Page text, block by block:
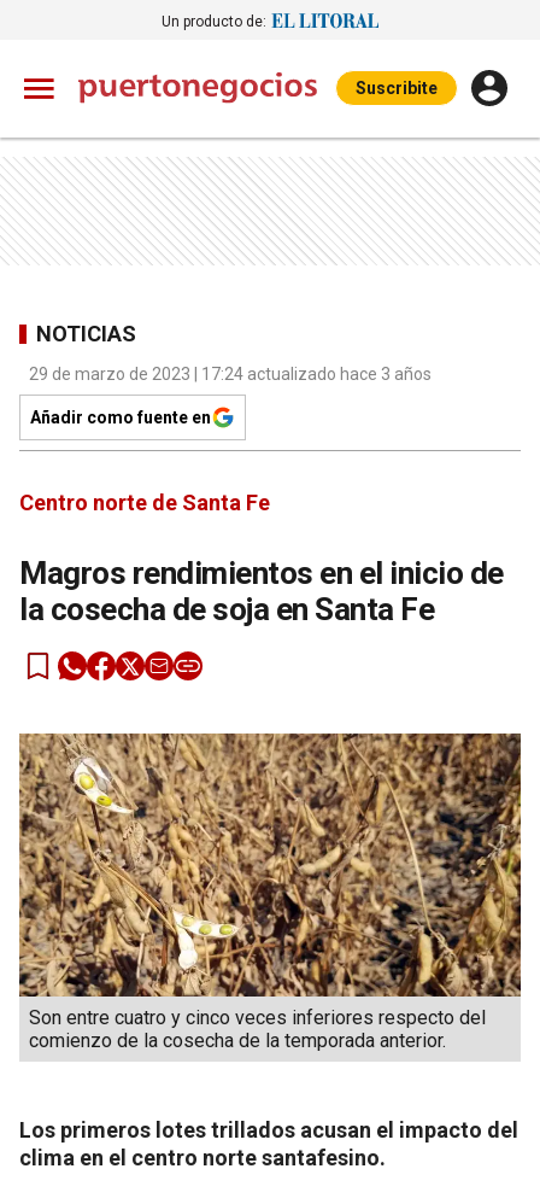
Un producto de:
Suscribite
NOTICIAS
29 de marzo de 2023 | 17:24 actualizado hace 3 años
Añadir como fuente en
Centro norte de Santa Fe
Magros rendimientos en el inicio de
la cosecha de soja en Santa Fe
Son entre cuatro y cinco veces inferiores respecto del
comienzo de la cosecha de la temporada anterior.
Los primeros lotes trillados acusan el impacto del
clima en el centro norte santafesino.